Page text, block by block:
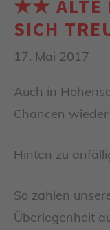
★★ ALTE
SICH
17. Mai 2017
Auch in
Chancen
Hinten zu
So zahlen
Überlegenheit